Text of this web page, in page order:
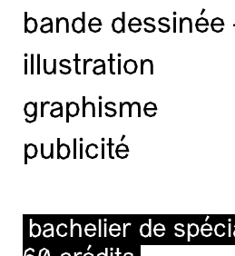
bande
illustration
graphisme
publicité
bachelier de